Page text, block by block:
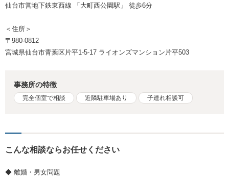
仙台市営地下鉄東西線 「大町西公園駅」 徒歩6分
＜住所＞
〒980-0812
宮城県仙台市青葉区片平1-5-17 ライオンズマンション片平503
事務所の特徴
完全個室で相談 近隣駐車場あり 子連れ相談可
こんな相談ならお任せください
◆ 離婚・男女問題